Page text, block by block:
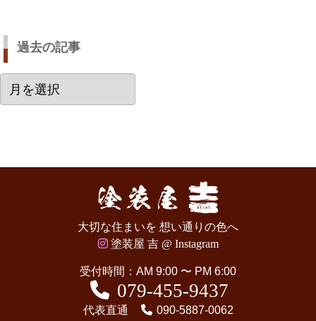
過去の記事
去
大切な住まいを 想い通りの色へ
塗装屋 吉 @ Instagram
受付時間：AM 9:00 〜 PM 6:00
079-455-9437
代表直通 090-5887-0062